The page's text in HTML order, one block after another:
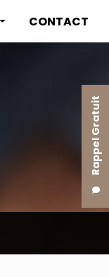
Rappel Gratuit
CONTACT